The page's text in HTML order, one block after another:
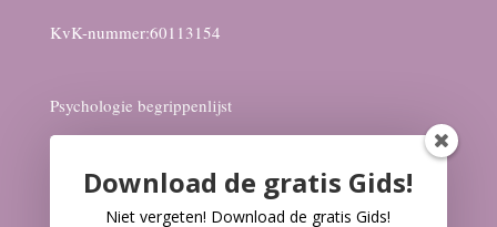
KvK-nummer:60113154
Psychologie begrippenlijst
Burn-out
Depressie
Download de gratis Gids!
Niet vergeten! Download de gratis Gids!